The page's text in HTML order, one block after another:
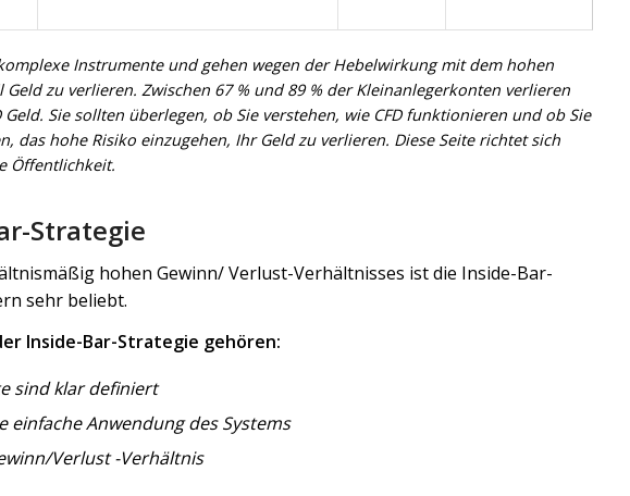
Instrumente und gehen wegen der Hebelwirkung mit dem hohen
Geld zu verlieren. Zwischen 67 % und 89 % der Kleinanlegerkonten verlieren
Geld. Sie sollten überlegen, ob Sie verstehen, wie CFD funktionieren und ob Sie
das hohe Risiko einzugehen, Ihr Geld zu verlieren. Diese Seite richtet sich
Öffentlichkeit.
Strategie
hohen Gewinn/ Verlust-Verhältnisses ist die Inside-Bar-
sehr beliebt.
Inside-Bar-Strategie gehören:
sind klar definiert
einfache Anwendung des Systems
Verlust -Verhältnis